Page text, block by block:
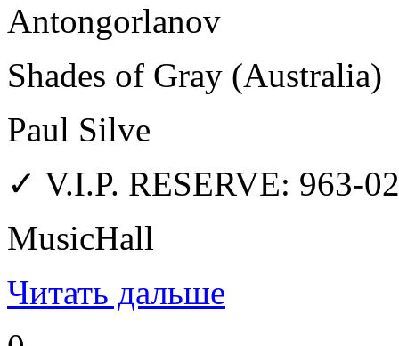
Antongorlanov
Shades of Gray (Australia)
Paul Silve
✓ V.I.P. RESERVE: 963-
MusicHall
Читать дальше